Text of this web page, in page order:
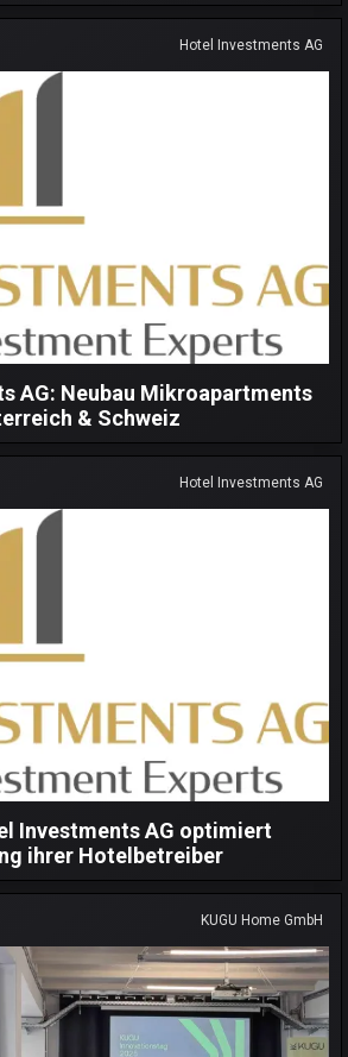
Hotel Investments AG
AG: Neubau Mikroapartments
& Schweiz
Hotel Investments AG
Investments AG optimiert
ihrer Hotelbetreiber
KUGU Home GmbH